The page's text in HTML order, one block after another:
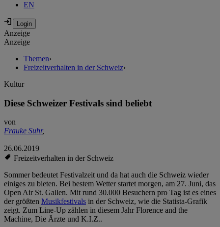
EN
Anzeige
Anzeige
Themen›
Freizeitverhalten in der Schweiz›
Kultur
Diese Schweizer Festivals sind beliebt
von
Frauke Suhr,
26.06.2019
Freizeitverhalten in der Schweiz
Sommer bedeutet Festivalzeit und da hat auch die Schweiz wieder
einiges zu bieten. Bei bestem Wetter startet morgen, am 27. Juni, das
Open Air St. Gallen. Mit rund 30.000 Besuchern pro Tag ist es eines
der größten Musikfestivals in der Schweiz, wie die Statista-Grafik
zeigt. Zum Line-Up zählen in diesem Jahr Florence and the
Machine, Die Ärzte und K.I.Z..